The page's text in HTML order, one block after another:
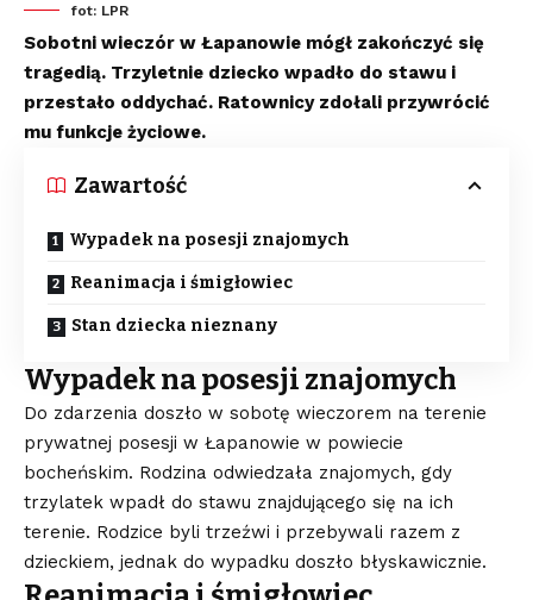
fot: LPR
Sobotni wieczór w Łapanowie mógł zakończyć się
tragedią. Trzyletnie dziecko wpadło do stawu i
przestało oddychać. Ratownicy zdołali przywrócić
mu funkcje życiowe.
Zawartość
Wypadek na posesji znajomych
Reanimacja i śmigłowiec
Stan dziecka nieznany
Wypadek na posesji znajomych
Do zdarzenia doszło w sobotę wieczorem na terenie
prywatnej posesji w Łapanowie w powiecie
bocheńskim. Rodzina odwiedzała znajomych, gdy
trzylatek wpadł do stawu znajdującego się na ich
terenie. Rodzice byli trzeźwi i przebywali razem z
dzieckiem, jednak do wypadku doszło błyskawicznie.